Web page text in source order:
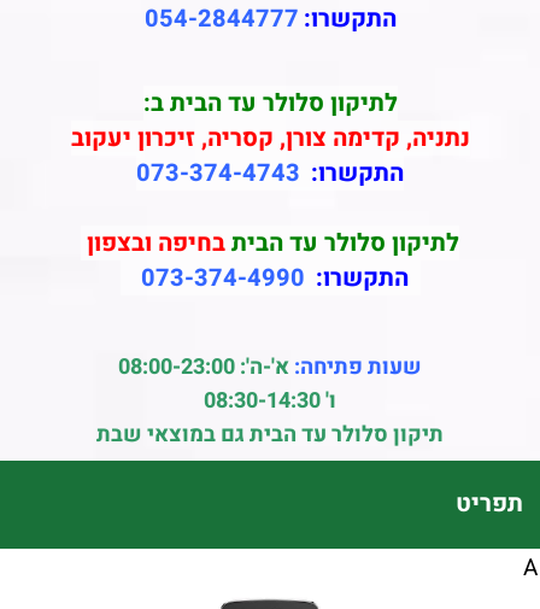
התקשרו: 054-2844777
לתיקון סלולר עד הבית ב:
נתניה, קדימה צורן, קסריה, זיכרון יעקוב
התקשרו: 073-374-4743
לתיקון סלולר עד הביתבחיפה ובצפון
התקשרו: 073-374-4990
שעות פתיחה:א'-ה': 08:00-23:00
ו' 08:30-14:30
תיקון סלולר עד הבית גם במוצאי שבת
תפריט
A